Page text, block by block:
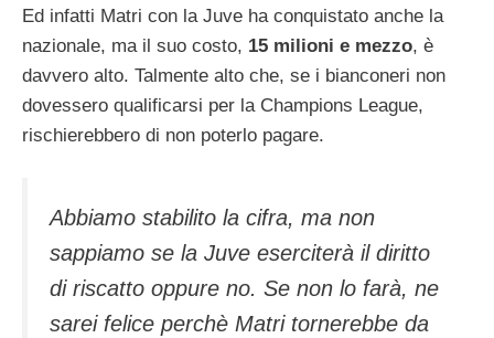
Ed infatti Matri con la Juve ha conquistato anche la
nazionale, ma il suo costo, 15 milioni e mezzo, è
davvero alto. Talmente alto che, se i bianconeri non
dovessero qualificarsi per la Champions League,
rischierebbero di non poterlo pagare.
Abbiamo stabilito la cifra, ma non
sappiamo se la Juve eserciterà il diritto
di riscatto oppure no. Se non lo farà, ne
sarei felice perchè Matri tornerebbe da